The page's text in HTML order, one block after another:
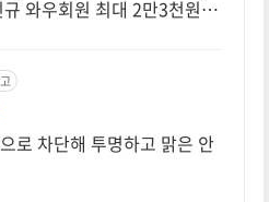
와우회원 최대 2만3천원 쿠
로 차단해 투명하고 맑은 안